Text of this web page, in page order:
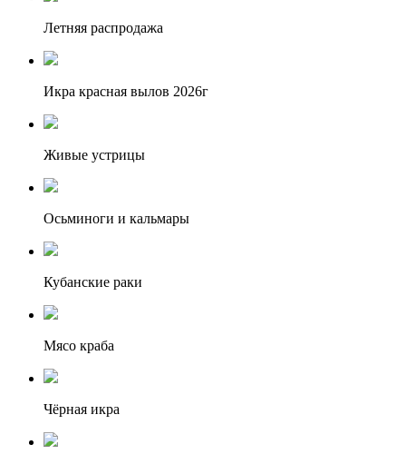
Летняя распродажа
Икра красная вылов 2026г
Живые устрицы
Осьминоги и кальмары
Кубанские раки
Мясо краба
Чёрная икра